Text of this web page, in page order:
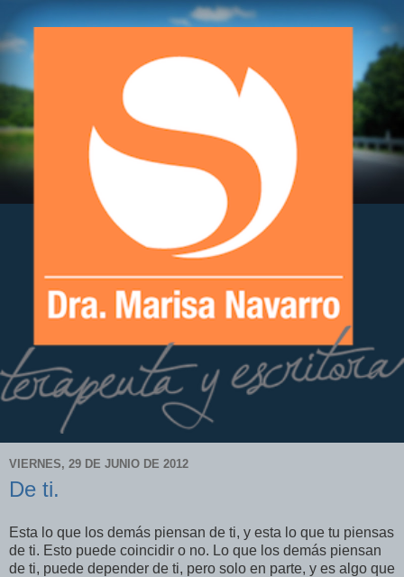
VIERNES, 29 DE JUNIO DE 2012
De ti.
Esta lo que los demás piensan de ti, y esta lo que tu piensas
de ti. Esto puede coincidir o no. Lo que los demás piensan
de ti, puede depender de ti, pero solo en parte, y es algo que